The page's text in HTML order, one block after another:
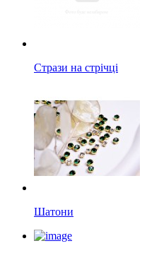
Стрази на стрічці
Шатони